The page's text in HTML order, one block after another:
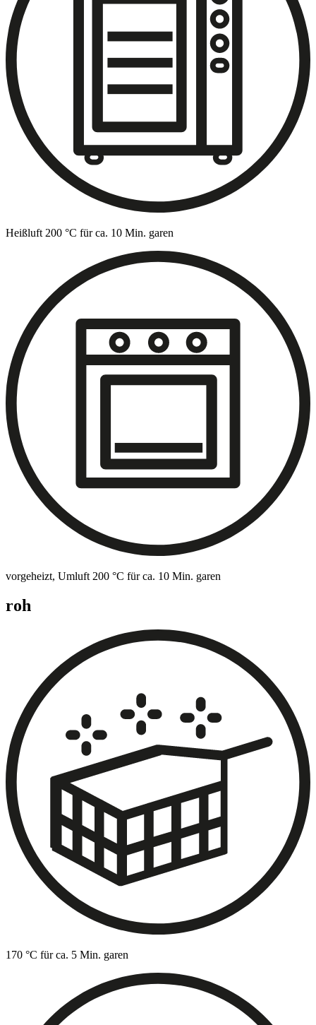
Heißluft 200 °C für ca. 10 Min. garen
vorgeheizt, Umluft 200 °C für ca. 10 Min. garen
roh
170 °C für ca. 5 Min. garen